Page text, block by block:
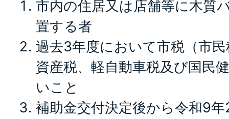
市内の住居又は店舗等に木質
置する者
過去3年度において市税（市
資産税、軽自動車税及び国民
いこと
補助金交付決定後から令和9